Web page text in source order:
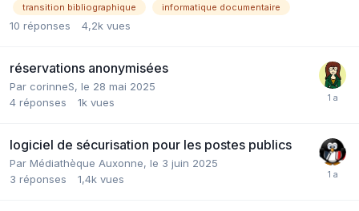
transition bibliographique informatique documentaire
10 réponses 4,2k vues
réservations anonymisées
Par corinneS, le 28 mai 2025
4 réponses 1k vues
logiciel de sécurisation pour les postes publics
Par Médiathèque Auxonne, le 3 juin 2025
3 réponses 1,4k vues